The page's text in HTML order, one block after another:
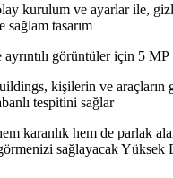
kurulum ve ayarlar ile,
sağlam tasarım
ayrıntılı görüntüler için 5 MP
kişilerin ve araçların
tespitini sağlar
karanlık hem de parlak
görmenizi sağlayacak